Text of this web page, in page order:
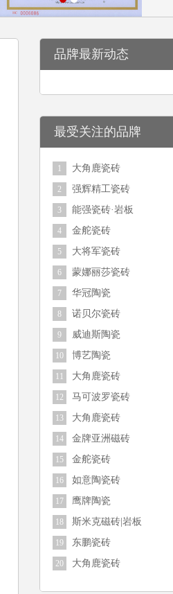
品牌最新动态
最受关注的品牌
1 大角鹿瓷砖
2 强辉精工瓷砖
3 能强瓷砖·岩板
4 金舵瓷砖
5 大将军瓷砖
6 蒙娜丽莎瓷砖
7 华冠陶瓷
8 诺贝尔瓷砖
9 威迪斯陶瓷
10 博艺陶瓷
11 大角鹿瓷砖
12 马可波罗瓷砖
13 大角鹿瓷砖
14 金牌亚洲磁砖
15 金舵瓷砖
16 如意陶瓷砖
17 鹰牌陶瓷
18 斯米克磁砖|岩板
19 东鹏瓷砖
20 大角鹿瓷砖